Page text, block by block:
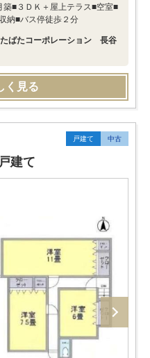
築■３ＤＫ＋屋上テラス■空室■
納■バス停徒歩２分
ばたコーポレーション 長谷
く見る
戸建て 中古
建て